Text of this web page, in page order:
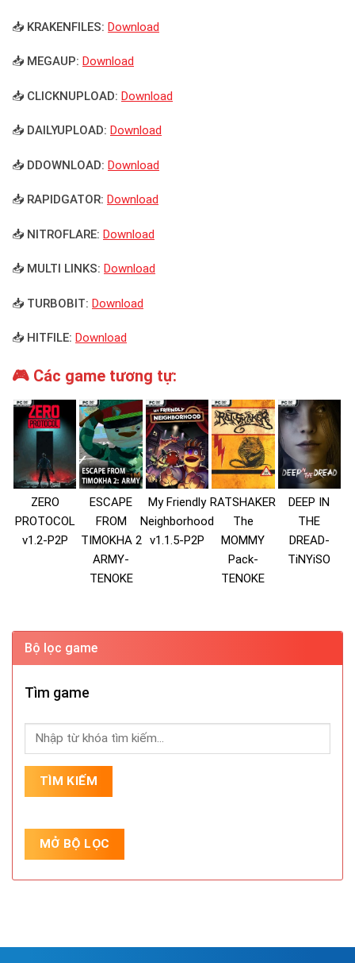
📥 KRAKENFILES: Download
📥 MEGAUP: Download
📥 CLICKNUPLOAD: Download
📥 DAILYUPLOAD: Download
📥 DDOWNLOAD: Download
📥 RAPIDGATOR: Download
📥 NITROFLARE: Download
📥 MULTI LINKS: Download
📥 TURBOBIT: Download
📥 HITFILE: Download
🎮 Các game tương tự:
ZERO
PROTOCOL
v1.2-P2P
ESCAPE
FROM
TIMOKHA 2
ARMY-
TENOKE
My Friendly
Neighborhood
v1.1.5-P2P
RATSHAKER
The
MOMMY
Pack-
TENOKE
DEEP IN
THE
DREAD-
TiNYiSO
Bộ lọc game
Tìm game